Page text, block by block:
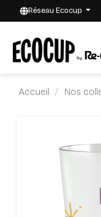
Réseau Ecocup
Accueil Nos